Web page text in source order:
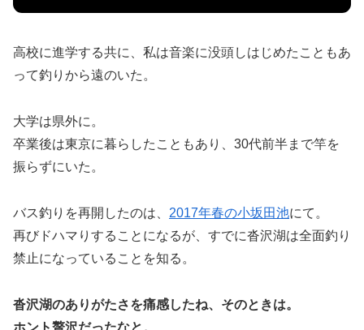
高校に進学する共に、私は音楽に没頭しはじめたこともあ
って釣りから遠のいた。
大学は県外に。
卒業後は東京に暮らしたこともあり、30代前半まで竿を
振らずにいた。
バス釣りを再開したのは、 2017年春の小坂田池にて。
再びドハマりすることになるが、すでに沓沢湖は全面釣り
禁止になっていることを知る。
沓沢湖のありがたさを痛感したね、そのときは。
ホント贅沢だったなと。